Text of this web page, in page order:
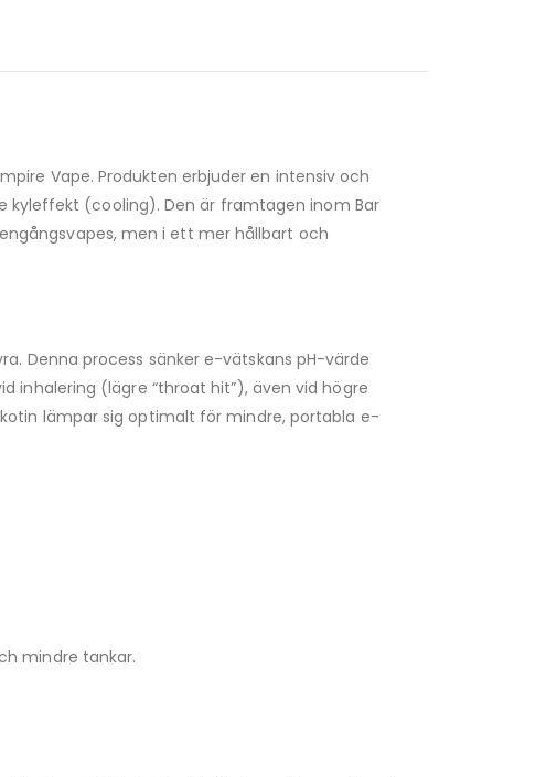
Vape. Produkten erbjuder en intensiv och
kyleffekt (cooling). Den är framtagen inom Bar
men i ett mer hållbart och
Denna process sänker e-vätskans pH-värde
inhalering (lägre “throat hit”), även vid högre
lämpar sig optimalt för mindre, portabla e-
mindre tankar.